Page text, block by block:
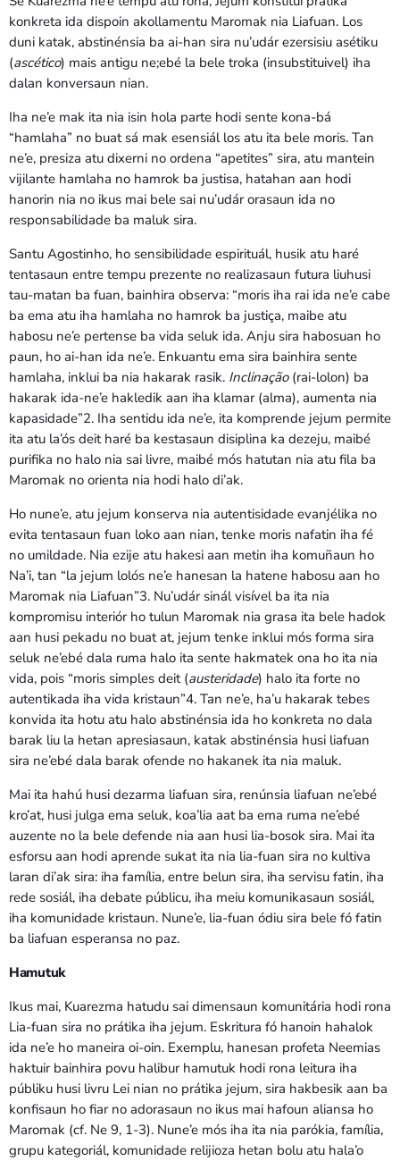
konkreta ida dispoin akollamentu Maromak nia Liafuan. Los
duni katak, abstinénsia ba ai-han sira nu’udár ezersisiu asétiku
(ascético) mais antigu ne;ebé la bele troka (insubstituivel) iha
dalan konversaun nian.
Iha ne’e mak ita nia isin hola parte hodi sente kona-bá
“hamlaha” no buat sá mak esensiál los atu ita bele moris. Tan
ne’e, presiza atu dixerni no ordena “apetites” sira, atu mantein
vijilante hamlaha no hamrok ba justisa, hatahan aan hodi
hanorin nia no ikus mai bele sai nu’udár orasaun ida no
responsabilidade ba maluk sira.
Santu Agostinho, ho sensibilidade espirituál, husik atu haré
tentasaun entre tempu prezente no realizasaun futura liuhusi
tau-matan ba fuan, bainhira observa: “moris iha rai ida ne’e cabe
ba ema atu iha hamlaha no hamrok ba justiça, maibe atu
habosu ne’e pertense ba vida seluk ida. Anju sira habosuan ho
paun, ho ai-han ida ne’e. Enkuantu ema sira bainhira sente
hamlaha, inklui ba nia hakarak rasik. Inclinação(rai-lolon) ba
hakarak ida-ne’e hakledik aan iha klamar (alma), aumenta nia
kapasidade”2. Iha sentidu ida ne’e, ita komprende jejum permite
ita atu la’ós deit haré ba kestasaun disiplina ka dezeju, maibé
purifika no halo nia sai livre, maibé mós hatutan nia atu fila ba
Maromak no orienta nia hodi halo di’ak.
Ho nune’e, atu jejum konserva nia autentisidade evanjélika no
evita tentasaun fuan loko aan nian, tenke moris nafatin iha fé
no umildade. Nia ezije atu hakesi aan metin iha komuñaun ho
Na’i, tan “la jejum lolós ne’e hanesan la hatene habosu aan ho
Maromak nia Liafuan”3. Nu’udár sinál visível ba ita nia
kompromisu interiór ho tulun Maromak nia grasa ita bele hadok
aan husi pekadu no buat at, jejum tenke inklui mós forma sira
seluk ne’ebé dala ruma halo ita sente hakmatek ona ho ita nia
vida, pois “moris simples deit (austeridade) halo ita forte no
autentikada iha vida kristaun”4. Tan ne’e, ha’u hakarak tebes
konvida ita hotu atu halo abstinénsia ida ho konkreta no dala
barak liu la hetan apresiasaun, katak abstinénsia husi liafuan
sira ne’ebé dala barak ofende no hakanek ita nia maluk.
Mai ita hahú husi dezarma liafuan sira, renúnsia liafuan ne’ebé
kro’at, husi julga ema seluk, koa’lia aat ba ema ruma ne’ebé
auzente no la bele defende nia aan husi lia-bosok sira. Mai ita
esforsu aan hodi aprende sukat ita nia lia-fuan sira no kultiva
laran di’ak sira: iha família, entre belun sira, iha servisu fatin, iha
rede sosiál, iha debate públicu, iha meiu komunikasaun sosiál,
iha komunidade kristaun. Nune’e, lia-fuan ódiu sira bele fó fatin
ba liafuan esperansa no paz.
Hamutuk
Ikus mai, Kuarezma hatudu sai dimensaun komunitária hodi rona
Lia-fuan sira no prátika iha jejum. Eskritura fó hanoin hahalok
ida ne’e ho maneira oi-oin. Exemplu, hanesan profeta Neemias
haktuir bainhira povu halibur hamutuk hodi rona leitura iha
públiku husi livru Lei nian no prátika jejum, sira hakbesik aan ba
konfisaun ho fiar no adorasaun no ikus mai hafoun aliansa ho
Maromak (cf. Ne 9, 1-3). Nune’e mós iha ita nia parókia, família,
grupu kategoriál, komunidade relijioza hetan bolu atu hala’o